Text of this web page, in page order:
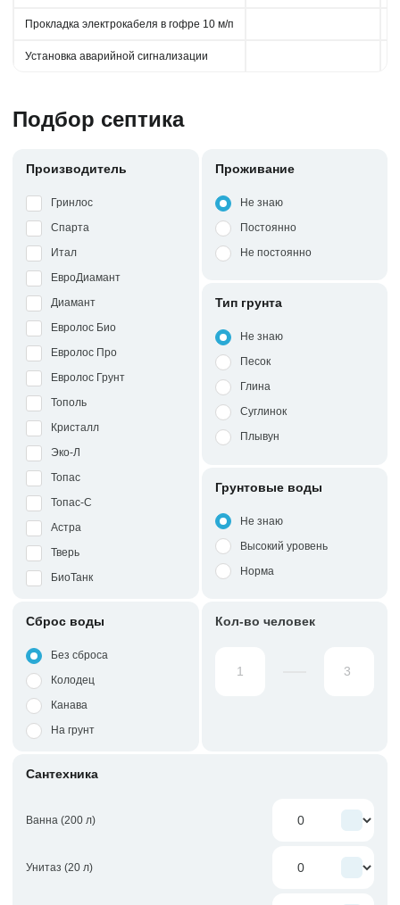
Прокладка электрокабеля в гофре 10 м/п
Установка аварийной сигнализации
Подбор септика
Производитель
Гринлос
Спарта
Итал
ЕвроДиамант
Диамант
Евролос Био
Евролос Про
Евролос Грунт
Тополь
Кристалл
Эко-Л
Топас
Топас-С
Астра
Тверь
БиоТанк
Проживание
Не знаю
Постоянно
Не постоянно
Тип грунта
Не знаю
Песок
Глина
Суглинок
Плывун
Грунтовые воды
Не знаю
Высокий уровень
Норма
Сброс воды
Без сброса
Колодец
Канава
На грунт
Кол-во человек
Сантехника
Ванна (200 л)
Унитаз (20 л)